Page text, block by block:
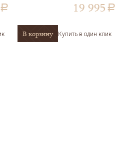
a 19 995 a
В корзину Купить в один клик